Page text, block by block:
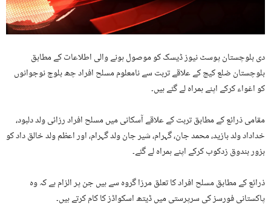
دی بلوچستان پوسٹ نیوز ڈیسک کو موصول ہونے والی اطلاعات کے مطابق
بلوچستان ضلع کیچ کے علاقے تربت سے نامعلوم مسلح افراد چھ بلوچ نوجوانوں
کو اغواء کرکے اپنے ہمراہ لے گئے ہیں۔
مقامی ذرائع کے مطابق تربت کے علاقے آسکانی میں مسلح افراد رزائی ولد دلبود،
خداداد ولد بازید، محمد جان، گہرام، شیر جان ولد گہرام، اور اعظم ولد خالق داد کو
بزور بندوق زدکوب کرکے اپنے ہمراہ لے گئے۔
ذرائع کے مطابق مسلح افراد کا تعلق مرزا گروہ سے ہیں جن پر الزام ہے کہ وہ
پاکستانی فورسز کی سرپرستی میں ڈیتھ اسکواڈز کا کام کرتے ہیں۔